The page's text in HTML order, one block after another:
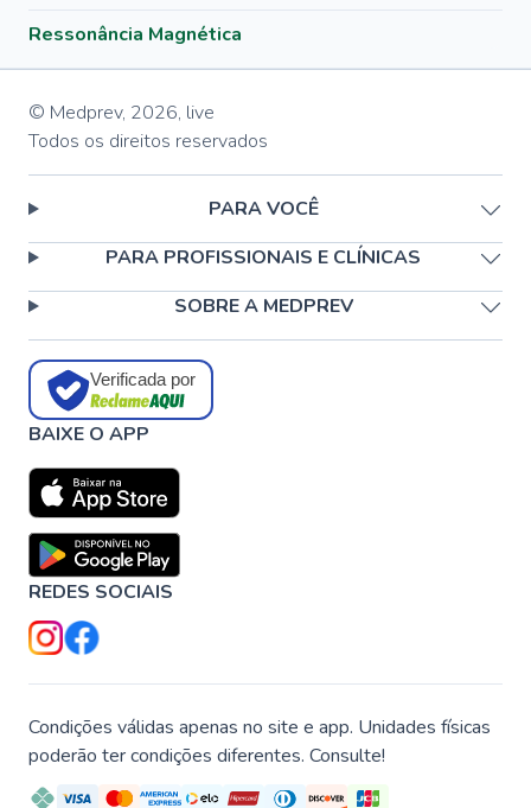
Ressonância Magnética
© Medprev, 2026, live
Todos os direitos reservados
PARA VOCÊ
PARA PROFISSIONAIS E CLÍNICAS
SOBRE A MEDPREV
Verificada por
BAIXE O APP
REDES SOCIAIS
Condições válidas apenas no site e app. Unidades físicas
poderão ter condições diferentes. Consulte!